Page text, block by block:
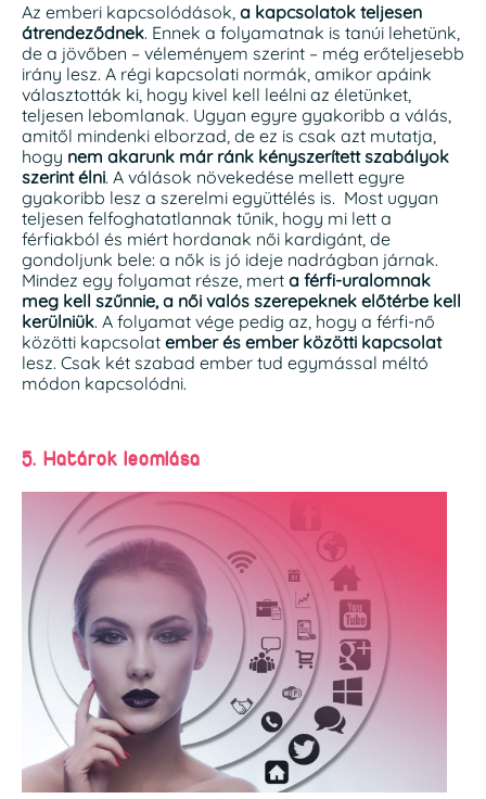
Az emberi kapcsolódások, a kapcsolatok teljesen
átrendeződnek. Ennek a folyamatnak is tanúi lehetünk,
de a jövőben – véleményem szerint – még erőteljesebb
irány lesz. A régi kapcsolati normák, amikor apáink
választották ki, hogy kivel kell leélni az életünket,
teljesen lebomlanak. Ugyan egyre gyakoribb a válás,
amitől mindenki elborzad, de ez is csak azt mutatja,
hogy nem akarunk már ránk kényszerített szabályok
szerint élni. A válások növekedése mellett egyre
gyakoribb lesz a szerelmi együttélés is. Most ugyan
teljesen felfoghatatlannak tűnik, hogy mi lett a
férfiakból és miért hordanak női kardigánt, de
gondoljunk bele: a nők is jó ideje nadrágban járnak.
Mindez egy folyamat része, mert a férfi-uralomnak
meg kell szűnnie, a női valós szerepeknek előtérbe kell
kerülniük. A folyamat vége pedig az, hogy a férfi-nő
közötti kapcsolat ember és ember közötti kapcsolat
lesz. Csak két szabad ember tud egymással méltó
módon kapcsolódni.
5. Határok leomlása